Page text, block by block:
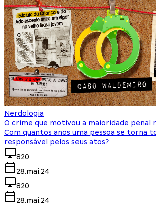
Nerdologia
O crime que motivou a maioridade penal
Com quantos anos uma pessoa se torna
responsável pelos seus atos?
820
28.mai.24
820
28.mai.24